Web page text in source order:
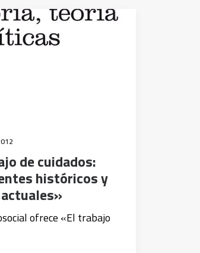
de cuidados:
históricos y
ofrece «El trabajo